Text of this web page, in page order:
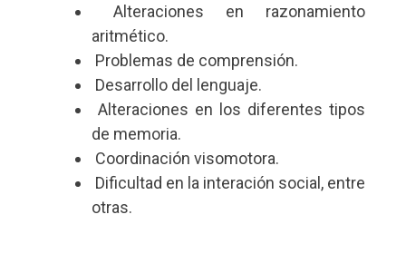
Alteraciones en razonamiento
aritmético.
Problemas de comprensión.
Desarrollo del lenguaje.
Alteraciones en los diferentes tipos
de memoria.
Coordinación visomotora.
Dificultad en la interación social, entre
otras.